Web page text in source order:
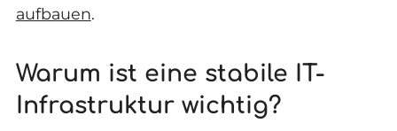
aufbauen.
Warum ist eine stabile IT-
Infrastruktur wichtig?